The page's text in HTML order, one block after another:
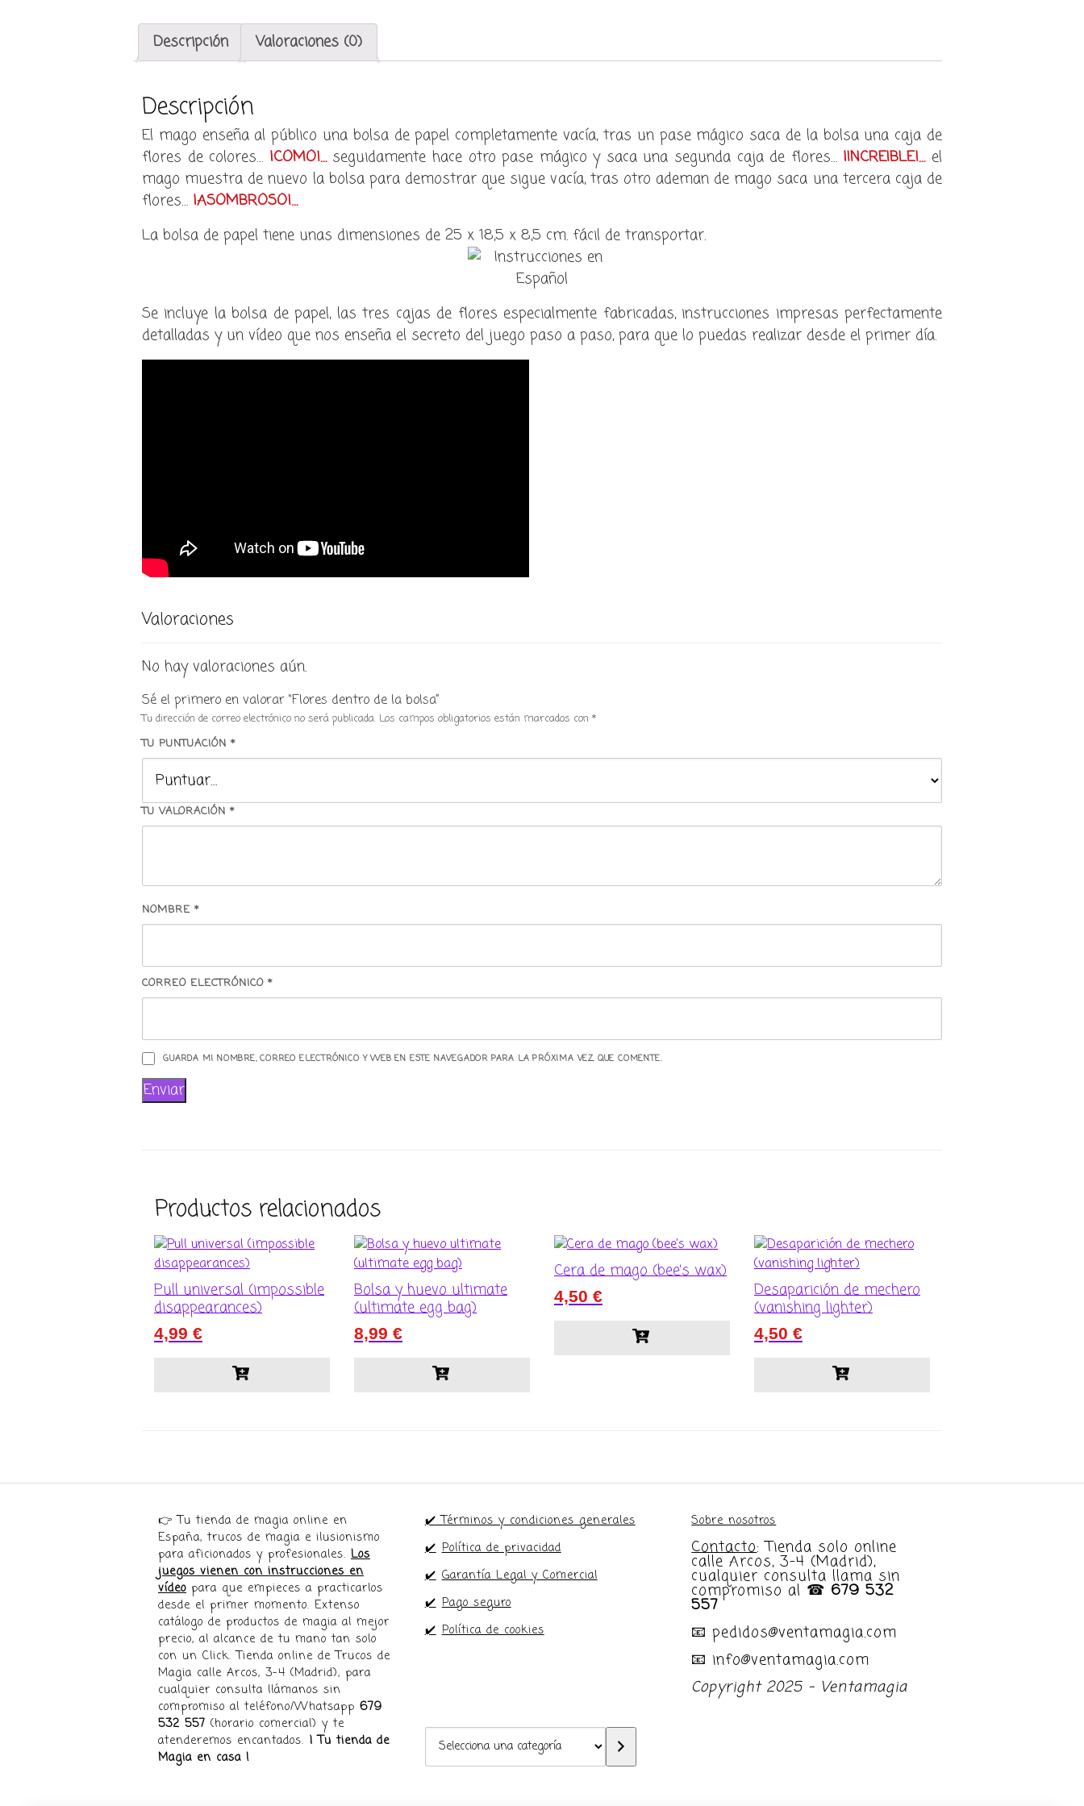
Descripción Valoraciones (0)
Descripción
El mago enseña al público una bolsa de papel completamente vacía, tras un pase mágico saca de la bolsa una caja de
flores de colores… ¡COMO!…seguidamente hace otro pase mágico y saca una segunda caja de flores… ¡INCREIBLE!…el
mago muestra de nuevo la bolsa para demostrar que sigue vacía, tras otro ademan de mago saca una tercera caja de
flores… ¡ASOMBROSO!…
La bolsa de papel tiene unas dimensiones de 25 x 18,5 x 8,5 cm. fácil de transportar.
Se incluye la bolsa de papel, las tres cajas de flores especialmente fabricadas, instrucciones impresas perfectamente
detalladas y un vídeo que nos enseña el secreto del juego paso a paso, para que lo puedas realizar desde el primer día.
Valoraciones
No hay valoraciones aún.
Sé el primero en valorar “Flores dentro de la bolsa”
Tu dirección de correo electrónico no será publicada. Los campos obligatorios están marcados con *
TU PUNTUACIÓN *
TU VALORACIÓN *
NOMBRE *
CORREO ELECTRÓNICO *
GUARDA MI NOMBRE, CORREO ELECTRÓNICO Y WEB EN ESTE NAVEGADOR PARA LA PRÓXIMA VEZ QUE COMENTE.
Productos relacionados
Pull universal (impossible
disappearances)
4,99 €
Bolsa y huevo ultimate
(ultimate egg bag)
8,99 €
Cera de mago (bee’s wax)
4,50 € Desaparición de mechero
(vanishing lighter)
4,50 €
👉 Tu tienda de magia online en
España, trucos de magia e ilusionismo
para aficionados y profesionales. Los
juegos vienen con instrucciones en
vídeo para que empieces a practicarlos
desde el primer momento. Extenso
catálogo de productos de magia al mejor
precio, al alcance de tu mano tan solo
con un Click. Tienda online de Trucos de
Magia calle Arcos, 3-4 (Madrid), para
cualquier consulta llámanos sin
compromiso al teléfono/Whatsapp 679
532 557 (horario comercial) y te
atenderemos encantados. ¡ Tu tienda de
Magia en casa !
✔️ Términos y condiciones generales
✔️ Política de privacidad
✔️ Garantía Legal y Comercial
✔️ Pago seguro
✔️ Política de cookies
Selecciona
una
Sobre nosotros
Contacto: Tienda solo online
calle Arcos, 3-4 (Madrid),
cualquier consulta llama sin
compromiso al ☎ 679 532
557
📧 pedidos@ventamagia.com
📧 info@ventamagia.com
Copyright 2025 - Ventamagia